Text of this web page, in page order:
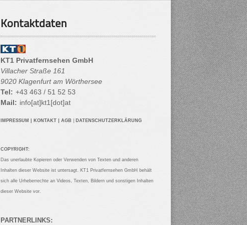
Kontaktdaten
KT1 Privatfernsehen GmbH
Villacher Straße 161
9020 Klagenfurt am Wörthersee
Tel: +43 463 / 51 52 53
Mail: info[at]kt1[dot]at
IMPRESSUM KONTAKT AGB DATENSCHUTZERKLÄRUNG
COPYRIGHT:
Das unerlaubte Kopieren oder Verwenden von Texten und anderen
Inhalten dieser Website ist untersagt. KT1 Privatfernsehen GmbH behält
sich alle Urheberrechte an Videos, Texten, Bildern und sonstigen Inhalten
dieser Website vor.
PARTNERLINKS: